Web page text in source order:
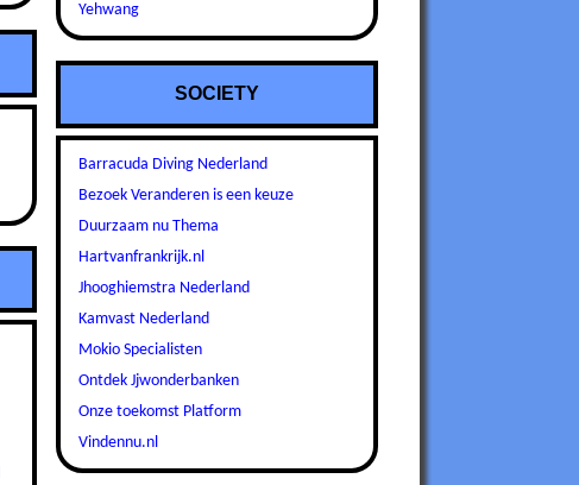
Yehwang
SOCIETY
Barracuda Diving Nederland
Bezoek Veranderen is een keuze
Duurzaam nu Thema
Hartvanfrankrijk.nl
Jhooghiemstra Nederland
Kamvast Nederland
Mokio Specialisten
Ontdek Jjwonderbanken
Onze toekomst Platform
Vindennu.nl